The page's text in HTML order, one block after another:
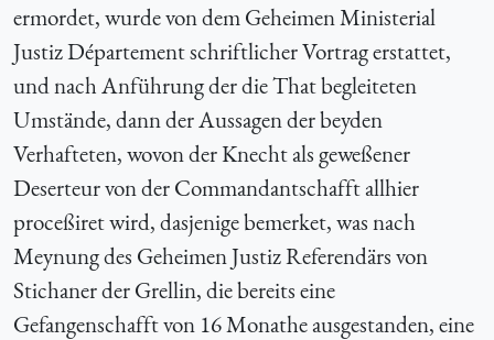
ermordet, wurde von dem Geheimen Ministerial
Justiz Département schriftlicher Vortrag erstattet,
und nach Anführung der die That begleiteten
Umstände, dann der Aussagen der beyden
Verhafteten, wovon der Knecht als geweßener
Deserteur von der Commandantschafft allhier
proceßiret wird, dasjenige bemerket, was nach
Meynung des Geheimen Justiz Referendärs von
Stichaner der Grellin, die bereits eine
Gefangenschafft von 16 Monathe ausgestanden, eine